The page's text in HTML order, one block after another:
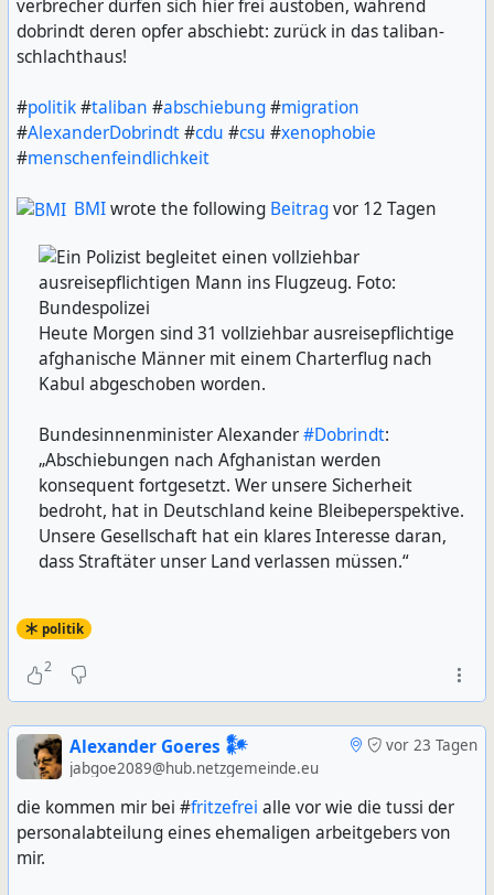
verbrecher dürfen sich hier frei austoben, während
dobrindt deren opfer abschiebt: zurück in das taliban-
schlachthaus!
#politik#taliban #abschiebung#migration
#AlexanderDobrindt#cdu #csu #xenophobie
#menschenfeindlichkeit
BMIwrote the following Beitragvor 12 Tagen
Heute Morgen sind 31 vollziehbar ausreisepflichtige
afghanische Männer mit einem Charterflug nach
Kabul abgeschoben worden.
Bundesinnenminister Alexander#Dobrindt:
„Abschiebungen nach Afghanistan werden
konsequent fortgesetzt. Wer unsere Sicherheit
bedroht, hat in Deutschland keine Bleibeperspektive.
Unsere Gesellschaft hat ein klares Interesse daran,
dass Straftäter unser Land verlassen müssen.“
politik
2
vor 23 Tagen
Alexander Goeres 𒀯
jabgoe2089@hub.netzgemeinde.eu
die kommen mir bei #fritzefrei alle vor wie die tussi der
personalabteilung eines ehemaligen arbeitgebers von
mir.